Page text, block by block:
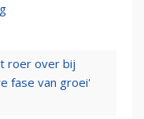
roer over bij
fase van groei'